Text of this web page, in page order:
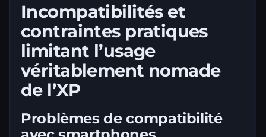
Incompatibilités et
contraintes pratiques
limitant l’usage
véritablement nomade
de l’XP
Problèmes de compatibilité